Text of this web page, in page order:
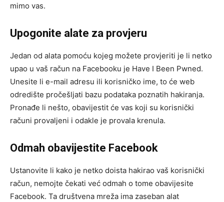
mimo vas.
Upogonite alate za provjeru
Jedan od alata pomoću kojeg možete provjeriti je li netko
upao u vaš račun na Facebooku je Have I Been Pwned.
Unesite li e-mail adresu ili korisničko ime, to će web
odredište pročešljati bazu podataka poznatih hakiranja.
Pronađe li nešto, obavijestit će vas koji su korisnički
računi provaljeni i odakle je provala krenula.
Odmah obavijestite Facebook
Ustanovite li kako je netko doista hakirao vaš korisnički
račun, nemojte čekati već odmah o tome obavijesite
Facebook. Ta društvena mreža ima zaseban alat